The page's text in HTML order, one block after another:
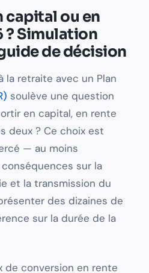
capital ou en
? Simulation
de décision
la retraite avec un Plan
soulève une question
en capital, en rente
deux ? Ce choix est
— au moins
sur la
et la transmission du
des dizaines de
sur la durée de la
de conversion en rente